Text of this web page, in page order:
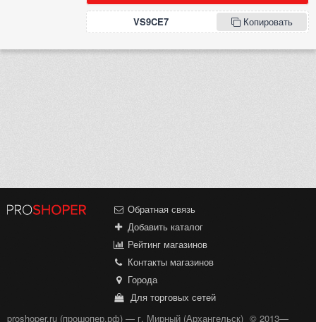
VS9CE7 Копировать
Обратная связь
Добавить каталог
Рейтинг магазинов
Контакты магазинов
Города
Для торговых сетей
proshoper.ru (прошопер.рф) — г. Мирный (Архангельск) © 2013—